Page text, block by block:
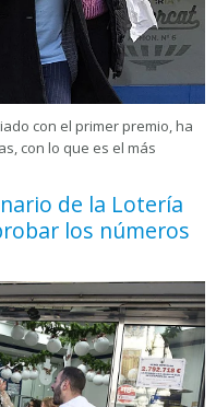
con el primer premio, ha
con lo que es el más
de la Lotería
los números